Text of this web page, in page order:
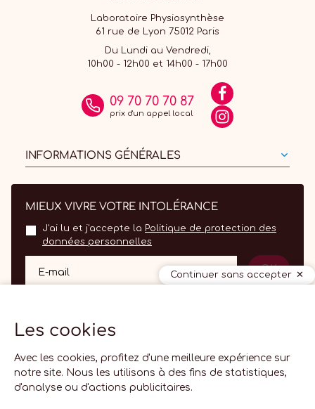
Laboratoire Physiosynthèse
61 rue de Lyon 75012 Paris
Du Lundi au Vendredi,
10h00 - 12h00 et 14h00 - 17h00
09 70 70 70 87
prix d'un appel local
INFORMATIONS GÉNÉRALES
MIEUX VIVRE VOTRE INTOLÉRANCE
J'ai lu et j'accepte la Politique de protection des
données personnelles
E-mail OK
Continuer sans accepter
Les cookies
Avec les cookies, profitez d'une meilleure expérience sur
notre site. Nous les utilisons à des fins de statistiques,
d'analyse ou d'actions publicitaires.